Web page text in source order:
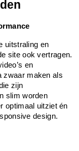
uitstraling en
site ook vertragen.
en
zwaar maken als
zijn
slim worden
optimaal uitziet én
design.